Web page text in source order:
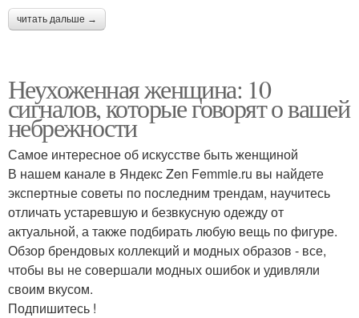
читать дальше →
Неухоженная женщина: 10
сигналов, которые говорят о вашей
небрежности
Самое интересное об искусстве быть женщиной
В нашем канале в Яндекс Zen Femmie.ru вы найдете
экспертные советы по последним трендам, научитесь
отличать устаревшую и безвкусную одежду от
актуальной, а также подбирать любую вещь по фигуре.
Обзор брендовых коллекций и модных образов - все,
чтобы вы не совершали модных ошибок и удивляли
своим вкусом.
Подпишитесь !